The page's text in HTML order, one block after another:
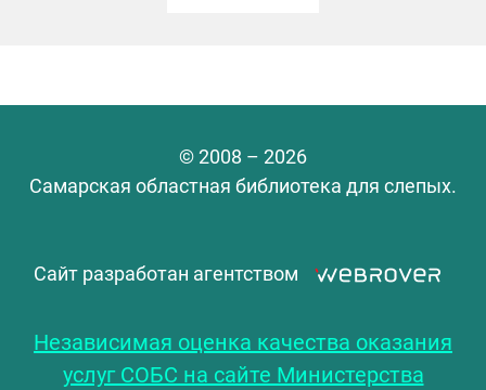
© 2008 – 2026
Самарская областная библиотека для слепых.
Сайт разработан агентством
Независимая оценка качества оказания
услуг СОБС на сайте Министерства